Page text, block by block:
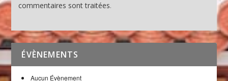
commentaires sont traitées.
ÉVÈNEMENTS
Aucun Évènement